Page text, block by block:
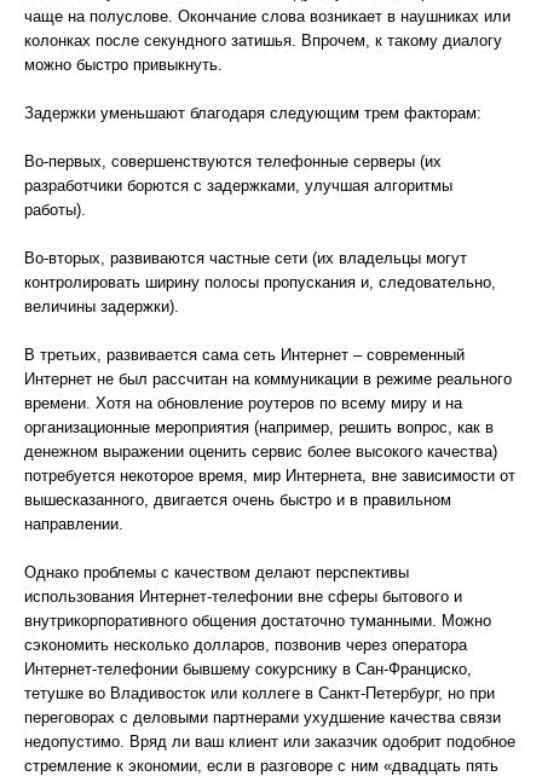
чаще на полуслове. Окончание слова возникает в наушниках или
колонках после секундного затишья. Впрочем, к такому диалогу
можно быстро привыкнуть.
Задержки уменьшают благодаря следующим трем факторам:
Во-первых, совершенствуются телефонные серверы (их
разработчики борются с задержками, улучшая алгоритмы
работы).
Во-вторых, развиваются частные сети (их владельцы могут
контролировать ширину полосы пропускания и, следовательно,
величины задержки).
В третьих, развивается сама сеть Интернет – современный
Интернет не был рассчитан на коммуникации в режиме реального
времени. Хотя на обновление роутеров по всему миру и на
организационные мероприятия (например, решить вопрос, как в
денежном выражении оценить сервис более высокого качества)
потребуется некоторое время, мир Интернета, вне зависимости от
вышесказанного, двигается очень быстро и в правильном
направлении.
Однако проблемы с качеством делают перспективы
использования Интернет-телефонии вне сферы бытового и
внутрикорпоративного общения достаточно туманными. Можно
сэкономить несколько долларов, позвонив через оператора
Интернет-телефонии бывшему сокурснику в Сан-Франциско,
тетушке во Владивосток или коллеге в Санкт-Петербург, но при
переговорах с деловыми партнерами ухудшение качества связи
недопустимо. Вряд ли ваш клиент или заказчик одобрит подобное
стремление к экономии, если в разговоре с ним «двадцать пять